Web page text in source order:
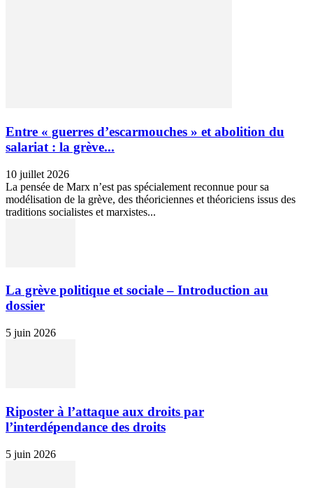
Entre « guerres d’escarmouches » et abolition du
salariat : la grève...
10 juillet 2026
La pensée de Marx n’est pas spécialement reconnue pour sa
modélisation de la grève, des théoriciennes et théoriciens issus des
traditions socialistes et marxistes...
La grève politique et sociale – Introduction au
dossier
5 juin 2026
Riposter à l’attaque aux droits par
l’interdépendance des droits
5 juin 2026